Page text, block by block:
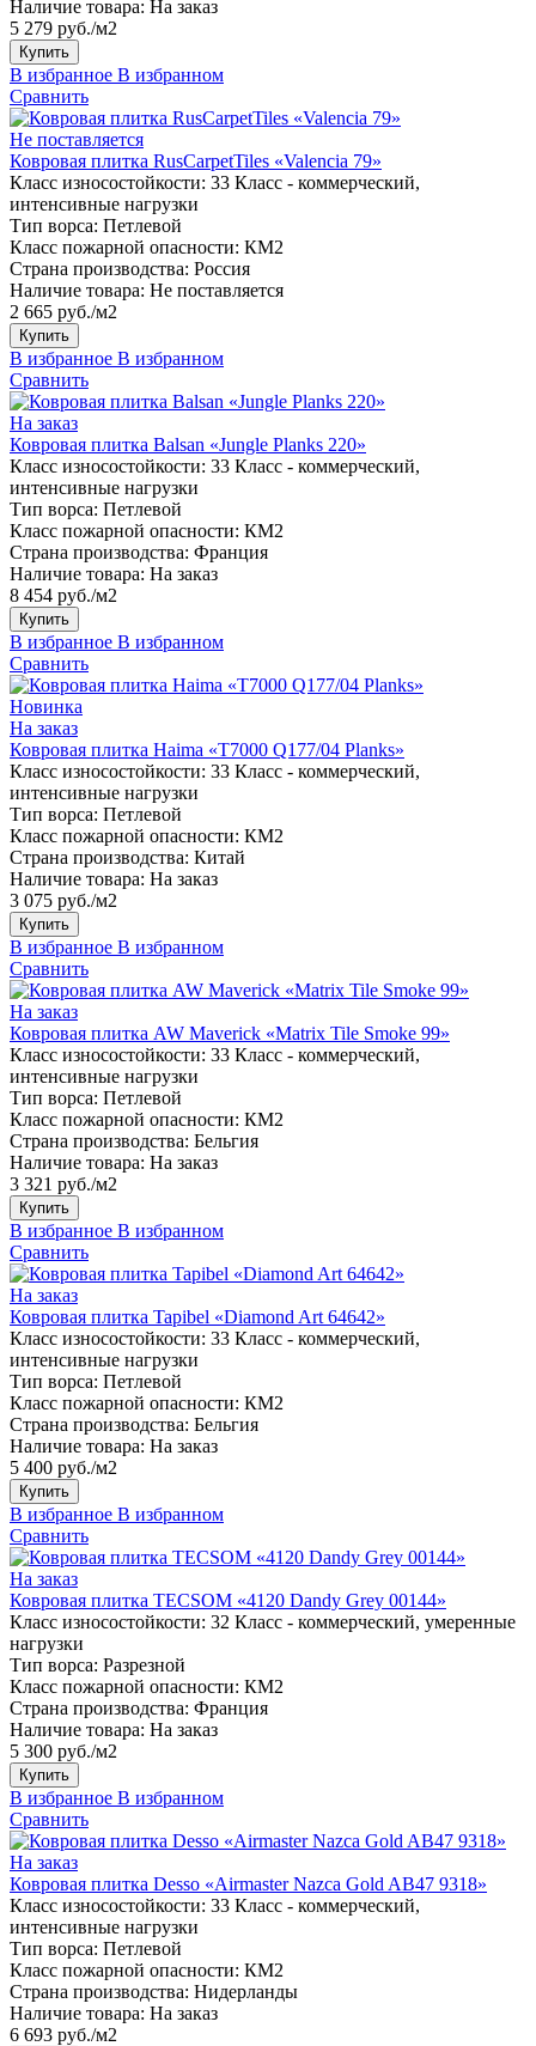
Наличие товара: На заказ
5 279 руб./м2
Купить
В избранное В избранном
Сравнить
Не поставляется
Ковровая плитка RusCarpetTiles «Valencia 79»
Класс износостойкости: 33 Класс - коммерческий,
интенсивные нагрузки
Тип ворса: Петлевой
Класс пожарной опасности: КМ2
Страна производства: Россия
Наличие товара: Не поставляется
2 665 руб./м2
Купить
В избранное В избранном
Сравнить
На заказ
Ковровая плитка Balsan «Jungle Planks 220»
Класс износостойкости: 33 Класс - коммерческий,
интенсивные нагрузки
Тип ворса: Петлевой
Класс пожарной опасности: КМ2
Страна производства: Франция
Наличие товара: На заказ
8 454 руб./м2
Купить
В избранное В избранном
Сравнить
Новинка
На заказ
Ковровая плитка Haima «T7000 Q177/04 Planks»
Класс износостойкости: 33 Класс - коммерческий,
интенсивные нагрузки
Тип ворса: Петлевой
Класс пожарной опасности: КМ2
Страна производства: Китай
Наличие товара: На заказ
3 075 руб./м2
Купить
В избранное В избранном
Сравнить
На заказ
Ковровая плитка AW Maverick «Matrix Tile Smoke 99»
Класс износостойкости: 33 Класс - коммерческий,
интенсивные нагрузки
Тип ворса: Петлевой
Класс пожарной опасности: КМ2
Страна производства: Бельгия
Наличие товара: На заказ
3 321 руб./м2
Купить
В избранное В избранном
Сравнить
На заказ
Ковровая плитка Tapibel «Diamond Art 64642»
Класс износостойкости: 33 Класс - коммерческий,
интенсивные нагрузки
Тип ворса: Петлевой
Класс пожарной опасности: КМ2
Страна производства: Бельгия
Наличие товара: На заказ
5 400 руб./м2
Купить
В избранное В избранном
Сравнить
На заказ
Ковровая плитка TECSOM «4120 Dandy Grey 00144»
Класс износостойкости: 32 Класс - коммерческий, умеренные
нагрузки
Тип ворса: Разрезной
Класс пожарной опасности: КМ2
Страна производства: Франция
Наличие товара: На заказ
5 300 руб./м2
Купить
В избранное В избранном
Сравнить
На заказ
Ковровая плитка Desso «Airmaster Nazca Gold AB47 9318»
Класс износостойкости: 33 Класс - коммерческий,
интенсивные нагрузки
Тип ворса: Петлевой
Класс пожарной опасности: КМ2
Страна производства: Нидерланды
Наличие товара: На заказ
6 693 руб./м2